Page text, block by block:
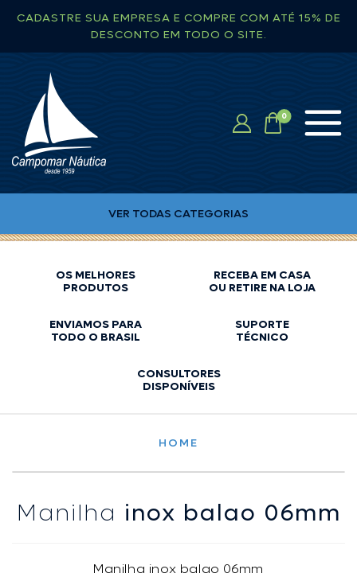
CADASTRE SUA EMPRESA E COMPRE COM ATÉ 15% DE
DESCONTO EM TODO O SITE.
VER TODAS CATEGORIAS
OS MELHORES
PRODUTOS
RECEBA EM CASA
OU RETIRE NA LOJA
ENVIAMOS PARA
TODO O BRASIL
SUPORTE
TÉCNICO
CONSULTORES
DISPONÍVEIS
HOME
Manilha inox balao 06mm
Manilha inox balao 06mm